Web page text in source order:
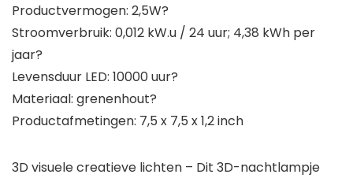
Productvermogen: 2,5W?
Stroomverbruik: 0,012 kW.u / 24 uur; 4,38 kWh per
jaar?
Levensduur LED: 10000 uur?
Materiaal: grenenhout?
Productafmetingen: 7,5 x 7,5 x 1,2 inch
3D visuele creatieve lichten – Dit 3D-nachtlampje